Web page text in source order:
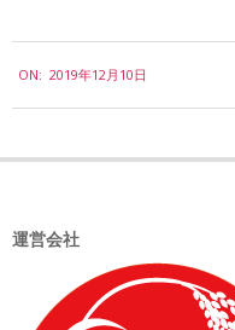
12-
10
ON: 2019年12月10日
運営会社